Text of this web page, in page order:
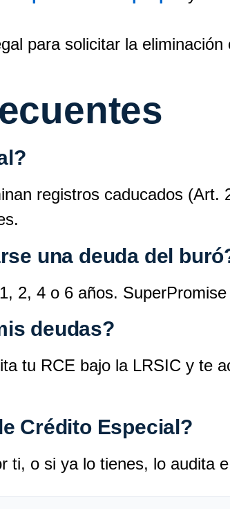
para solicitar la
registros caducados
una deuda del
2, 4 o 6 años.
deudas?
tu RCE bajo la LRSIC y te
Crédito Especial?
ti, o si ya lo tienes, lo audita